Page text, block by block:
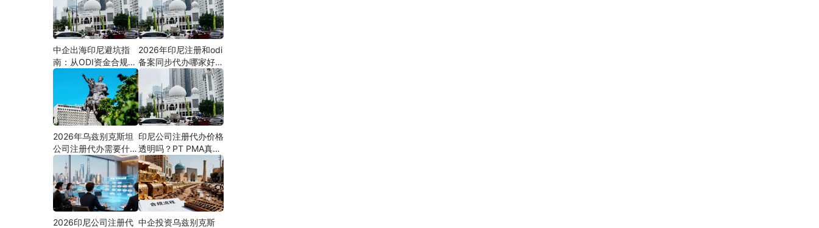
推荐）
障｜安永国际跨境合规
圈
中企出海印尼避坑指
南：从ODI资金合规到
PMA公司设立，为什
么300+出海企业首选
安永国际跨境合规圈？
2026年印尼注册和odi
备案同步代办哪家好？
机构选择指南
2026年乌兹别克斯坦
公司注册代办需要什么
材料？最新清单、流程
与合规指南
印尼公司注册代办价格
透明吗？PT PMA真实
费用拆解与防坑指南
2026印尼公司注册代 中企投资乌兹别克斯